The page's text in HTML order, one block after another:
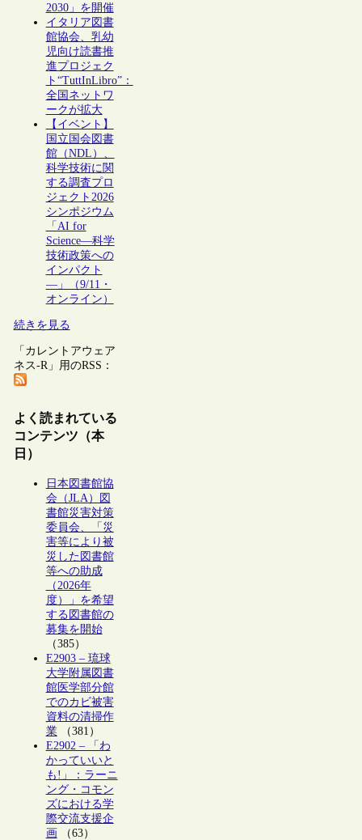
2030」を開催
イタリア図書
館協会、乳幼
児向け読書推
進プロジェク
ト“TuttInLibro”：
全国ネットワ
ークが拡大
【イベント】
国立国会図書
館（NDL）、
科学技術に関
する調査プロ
ジェクト2026
シンポジウム
「AI for
Science―科学
技術政策への
インパクト
―」（9/11・
オンライン）
続きを見る
「カレントアウェア
ネス-R」用のRSS：
よく読まれている
コンテンツ（本
日）
日本図書館協
会（JLA）図
書館災害対策
委員会、「災
害等により被
災した図書館
等への助成
（2026年
度）」を希望
する図書館の
募集を開始
（385）
E2903 – 琉球
大学附属図書
館医学部分館
でのカビ被害
資料の清掃作
業（381）
E2902 – 「わ
かっていいと
も!」：ラーニ
ング・コモン
ズにおける学
際交流支援企
画 （63）